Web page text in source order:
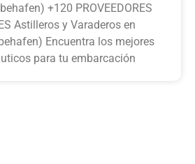
+120 PROVEEDORES
Astilleros y Varaderos en
Encuentra los mejores
para tu embarcación